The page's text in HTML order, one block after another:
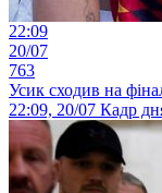
22:09
20/07
763
Усик сходив на
22:09, 20/07 Кадр